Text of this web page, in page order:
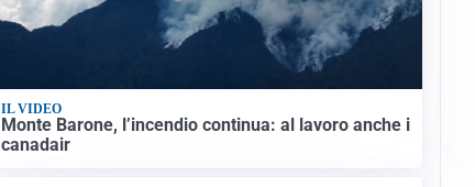
IL VIDEO
Monte Barone, l’incendio continua: al lavoro anche i
canadair